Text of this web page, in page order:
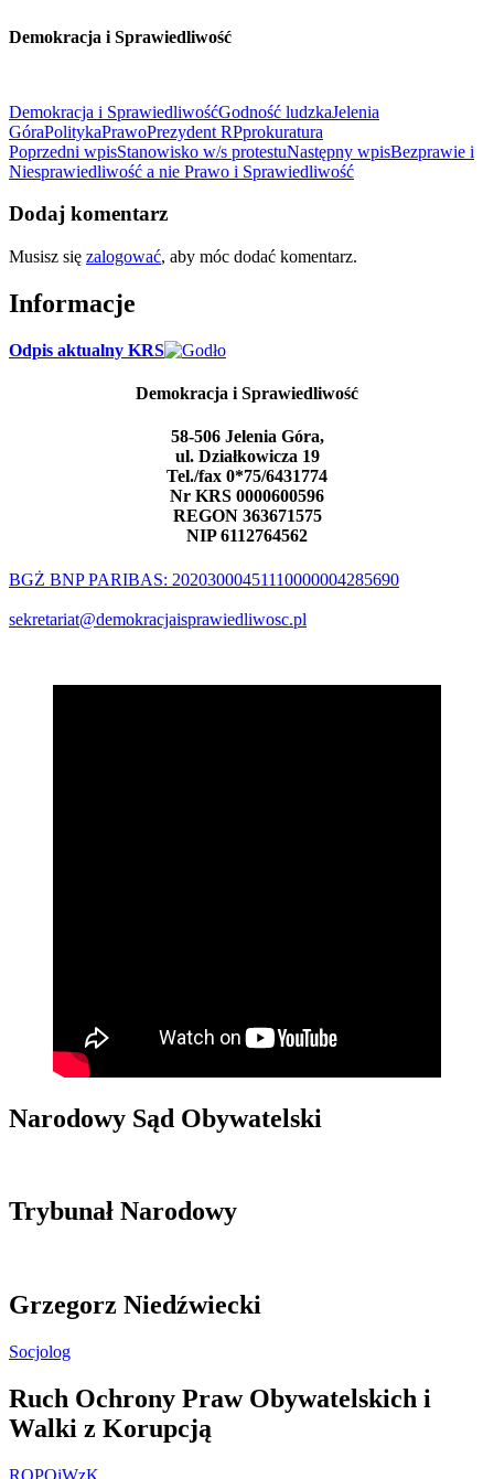
Demokracja i Sprawiedliwość
Demokracja i SprawiedliwośćGodność ludzkaJelenia
GóraPolitykaPrawoPrezydent RPprokuratura
Nawigacja
wpisu
Poprzedni wpisStanowisko w/s protestuNastępny wpisBezprawie i
Niesprawiedliwość a nie Prawo i Sprawiedliwość
Dodaj komentarz
Musisz się zalogować, aby móc dodać komentarz.
Informacje
Odpis aktualny KRS
Demokracja i Sprawiedliwość
58-506 Jelenia Góra,
ul. Działkowicza 19
Tel./fax 0*75/6431774
Nr KRS 0000600596
REGON 363671575
NIP 6112764562
BGŻ BNP PARIBAS: 20203000451110000004285690
sekretariat@demokracjaisprawiedliwosc.pl
Narodowy Sąd Obywatelski
Trybunał Narodowy
Grzegorz Niedźwiecki
Socjolog
Ruch Ochrony Praw Obywatelskich i
Walki z Korupcją
ROPOiWzK